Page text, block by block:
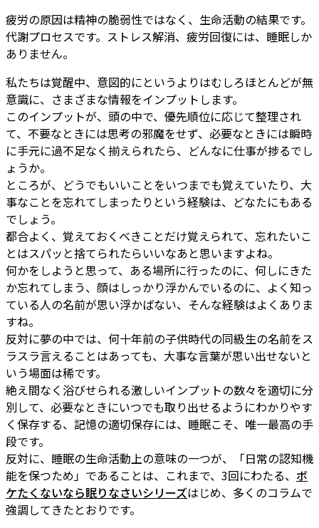
疲労の原因は精神の脆弱性ではなく、生命活動の結果です。
代謝プロセスです。ストレス解消、疲労回復には、睡眠しか
ありません。
私たちは覚醒中、意図的にというよりはむしろほとんどが無
意識に、さまざまな情報をインプットします。
このインプットが、頭の中で、優先順位に応じて整理され
て、不要なときには思考の邪魔をせず、必要なときには瞬時
に手元に過不足なく揃えられたら、どんなに仕事が捗るでし
ょうか。
ところが、どうでもいいことをいつまでも覚えていたり、大
事なことを忘れてしまったりという経験は、どなたにもある
でしょう。
都合よく、覚えておくべきことだけ覚えられて、忘れたいこ
とはスパッと捨てられたらいいなあと思いますよね。
何かをしようと思って、ある場所に行ったのに、何しにきた
か忘れてしまう、顔はしっかり浮かんでいるのに、よく知っ
ている人の名前が思い浮かばない、そんな経験はよくありま
すね。
反対に夢の中では、何十年前の子供時代の同級生の名前をス
ラスラ言えることはあっても、大事な言葉が思い出せないと
いう場面は稀です。
絶え間なく浴びせられる激しいインプットの数々を適切に分
別して、必要なときにいつでも取り出せるようにわかりやす
く保存する、記憶の適切保存には、睡眠こそ、唯一最高の手
段です。
反対に、睡眠の生命活動上の意味の一つが、「日常の認知機
能を保つため」であることは、これまで、3回にわたる、 ボ
ケたくないなら眠りなさいシリーズはじめ、多くのコラムで
強調してきたとおりです。